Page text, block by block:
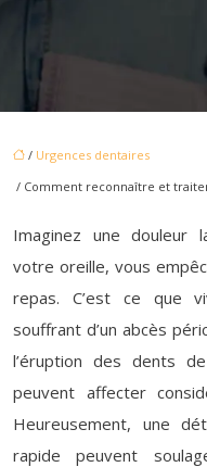
/ Urgences dentaires
/ Comment reconnaître et
Imaginez une douleur
votre oreille, vous
repas. C’est ce que
souffrant d’un abcès
l’éruption des dents
peuvent affecter
Heureusement, une
rapide peuvent